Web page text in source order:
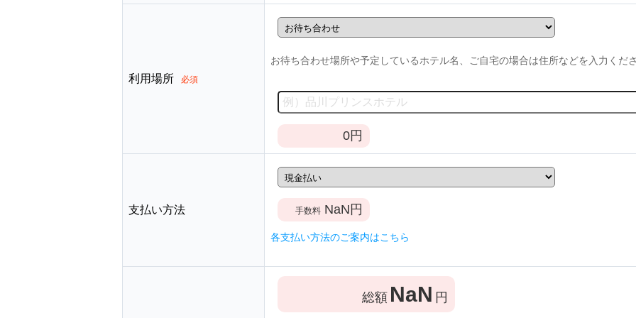
利用場所 必須
お待ち合わせ場所や予定しているホテル名、ご自宅の場合は住所などを入力くだ
0円
支払い方法 手数料 NaN 円
各支払い方法のご案内はこちら
総額 NaN 円